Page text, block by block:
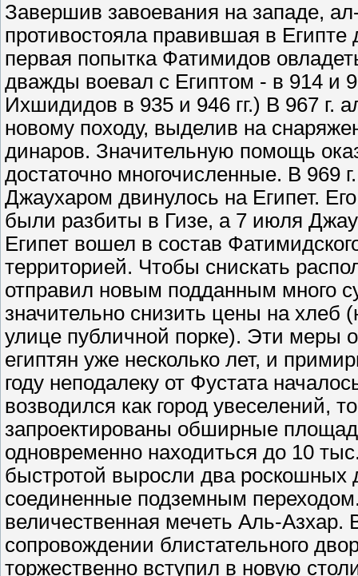
Завершив завоевания на западе,
противостояла правившая в
первая попытка Фатимидов
дважды воевал с Египтом - в 914 и
Ихшидидов в 935 и 946 гг.) В 967 г.
новому походу, выделив на
динаров. Значительную помощь
достаточно многочисленные. В 969
Джаухаром двинулось на Египет.
были разбиты в Гизе, а 7 июля
Египет вошел в состав
территорией. Чтобы снискать
отправил новым подданным много
значительно снизить цены на хлеб
улице публичной порке). Эти меры
египтян уже несколько лет, и
году неподалеку от Фустата
возводился как город увеселений,
запроектированы обширные
одновременно находиться до 10
быстротой выросли два
соединенные подземным
величественная мечеть Аль-Азхар.
сопровождении блистательного
торжественно вступил в новую